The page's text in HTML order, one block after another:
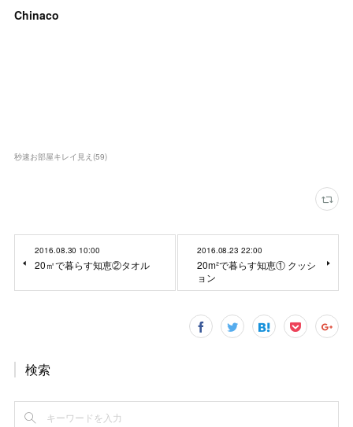
Chinaco
秒速お部屋キレイ見え(59)
2016.08.30 10:00
20㎡で暮らす知恵②タオル
2016.08.23 22:00
20m²で暮らす知恵① クッシ
ョン
検索